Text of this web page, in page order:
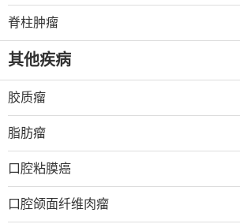
脊柱肿瘤
其他疾病
胶质瘤
脂肪瘤
口腔粘膜癌
口腔颌面纤维肉瘤